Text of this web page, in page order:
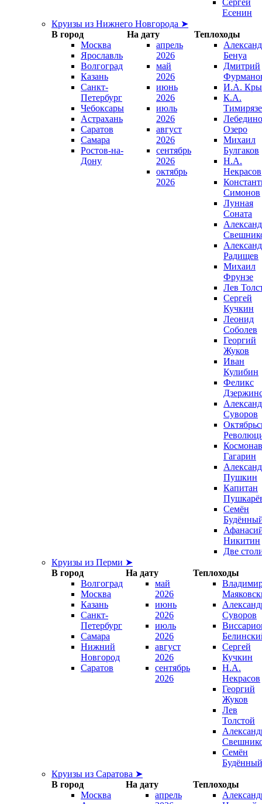
Сергей
Есенин
Круизы из Нижнего Новгорода ➤
В город
На дату
Теплоходы
Москва
Ярославль
Волгоград
Казань
Санкт-
Петербург
Чебоксары
Астрахань
Саратов
Самара
Ростов-на-
Дону
апрель
2026
май
2026
июнь
2026
июль
2026
август
2026
сентябрь
2026
октябрь
2026
Бенуа
Дмитрий
И.А.
К.А.
Озеро
Михаил
Булгаков
Н.А.
Некрасов
Симонов
Лунная
Соната
Радищев
Михаил
Фрунзе
Лев
Сергей
Кучкин
Леонид
Соболев
Георгий
Жуков
Иван
Кулибин
Феликс
Суворов
Гагарин
Пушкин
Капитан
Семён
Никитин
Две
Круизы из Перми ➤
В город
На дату
Теплоходы
Волгоград
Москва
Казань
Санкт-
Петербург
Самара
Нижний
Новгород
Саратов
май
2026
июнь
2026
июль
2026
август
2026
сентябрь
2026
Суворов
Сергей
Кучкин
Н.А.
Некрасов
Георгий
Жуков
Лев
Толстой
Семён
Будённый
Круизы из Саратова ➤
В город
На дату
Теплоходы
Москва
апрель